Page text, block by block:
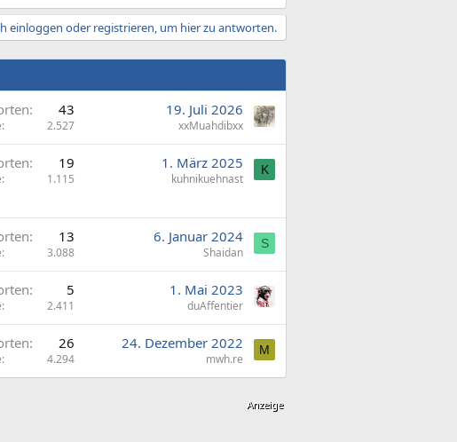
einloggen oder registrieren, um hier zu antworten.
43
2.527
19. Juli 2026
xxMuahdibxx
19
1.115
1. März 2025
kuhnikuehnast
K
13
3.088
6. Januar 2024
Shaidan
S
5
2.411
1. Mai 2023
duAffentier
26
4.294
24. Dezember 2022
mwh.re
M